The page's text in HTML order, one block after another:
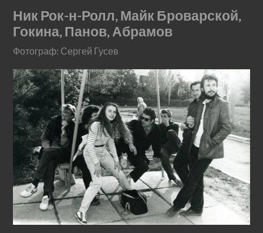
Ник Рок-н-Ролл, Майк Броварской,
Гокина, Панов, Абрамов
Фотограф: Сергей Гусев